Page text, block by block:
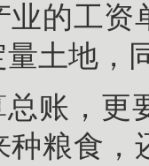
业的工资
量土地，
账，更
种粮食，